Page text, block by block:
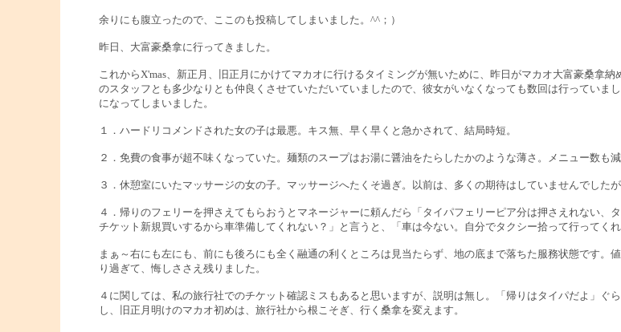
余りにも腹立ったので、ここのも投稿してしまいました。^^；）
昨日、大富豪桑拿に行ってきました。
これからX'mas、新正月、旧正月にかけてマカオに行けるタイミングが無いために、昨日がマカオ大富豪桑拿
のスタッフとも多少なりとも仲良くさせていただいていましたので、彼女がいなくなっても数回は行ってい
になってしまいました。
１．ハードリコメンドされた女の子は最悪。キス無、早く早くと急かされて、結局時短。
２．免費の食事が超不味くなっていた。麺類のスープはお湯に醤油をたらしたかのような薄さ。メニュー数も
３．休憩室にいたマッサージの女の子。マッサージへたくそ過ぎ。以前は、多くの期待はしていませんでした
４．帰りのフェリーを押さえてもらおうとマネージャーに頼んだら「タイパフェリーピア分は押さえれない
チケット新規買いするから車準備してくれない？」と言うと、「車は今ない。自分でタクシー拾って行ってくれ
まぁ～右にも左にも、前にも後ろにも全く融通の利くところは見当たらず、地の底まで落ちた服務状態です
り過ぎて、悔しささえ残りました。
４に関しては、私の旅行社でのチケット確認ミスもあると思いますが、説明は無し。「帰りはタイパだよ」
し、旧正月明けのマカオ初めは、旅行社から根こそぎ、行く桑拿を変えます。